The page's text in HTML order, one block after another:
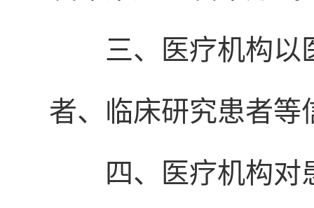
三、医疗机构以
者、临床研究患者等
四、医疗机构